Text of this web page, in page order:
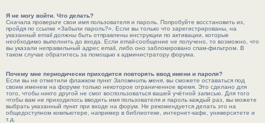
Я не могу войти. Что делать?
Сначала проверьте свои имя пользователя и пароль. Попробуйте восстановить их,
пройдя по ссылке «Забыли пароль?». Если вы только что зарегистрированы, на
указанный email должны быть отправлены инструкции по активации, которые
необходимо выполнить до входа. Если email-сообщение не получено, то возможно, что
вы указали неправильный адрес email, либо оно заблокировано спам-фильтром. В
таком случае обратитесь за помощью к администратору форума.
Почему мне периодически приходится повторять ввод имени и пароля?
Если вы не отметили флажком пункт Запомнить меня , вы сможете оставаться под
своим именем на форуме только некоторое ограниченное время. Это сделано для
того, чтобы никто другой не смог воспользоваться вашей учётной записью. Для того
чтобы вам не приходилось вводить имя пользователя и пароль каждый раз, вы можете
выбрать указанный пункт при входе на форум. Не рекомендуется делать это на
общедоступном компьютере, например в библиотеке, интернет-кафе, университете и
т.д.